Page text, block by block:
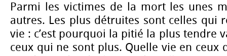
Parmi les victimes de la mort les unes
autres. Les plus détruites sont celles qui
vie : c’est pourquoi la pitié la plus tendre
ceux qui ne sont plus. Quelle vie en ceux